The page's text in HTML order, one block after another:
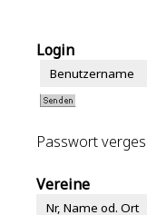
Login
Passwort
Vereine